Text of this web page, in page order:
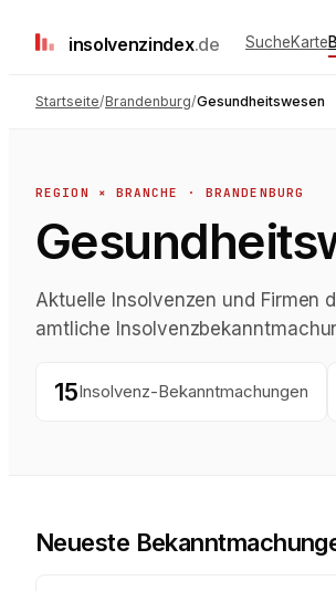
insolvenzindex.de SucheKarte
Startseite/Brandenburg/Gesundheitswesen
REGION × BRANCHE · BRANDENBURG
Aktuelle Insolvenzen und Firmen
amtliche
15Insolvenz-Bekanntmachungen
Neueste